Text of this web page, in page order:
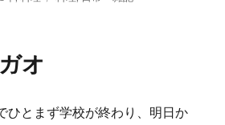
オ
ひとまず学校が終わり、明日か